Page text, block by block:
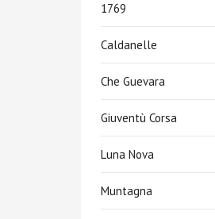
1769
Caldanelle
Che Guevara
Giuventù Corsa
Luna Nova
Muntagna